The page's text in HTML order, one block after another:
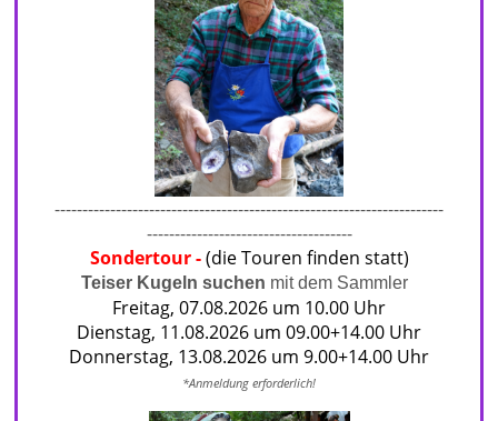
----------------------------------------------------------------------
-------------------------------------
Sondertour -(die Touren finden statt)
Teiser Kugeln suchen mit dem Sammler
Freitag, 07.08.2026 um 10.00 Uhr
Dienstag, 11.08.2026 um 09.00+14.00 Uhr
Donnerstag, 13.08.2026 um 9.00+14.00 Uhr
*Anmeldung erforderlich!